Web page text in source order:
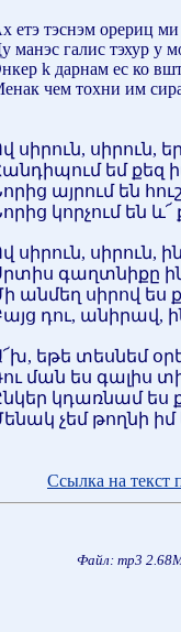
етэ тэснэм орериц ми
манэс галис тэхур у
k дарнам ес ко
чем тохни им
սիրուն, սիրուն,
եմ քեզ
այրում են
կորչում են
սիրուն, սիրուն,
գաղտնիքը
անմեղ սիրով ես
դու, անիրավ,
եթե տեսնեմ
ման ես գալիս
կդառնամ ես
չեմ թողնի
Ссылка на текст
Файл: mp3